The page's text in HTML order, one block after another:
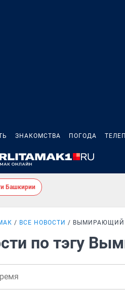
ЗНАКОМСТВА ПОГОДА
Башкирии
ВСЕ НОВОСТИ ВЫМИРАЮЩИЙ
по тэгу